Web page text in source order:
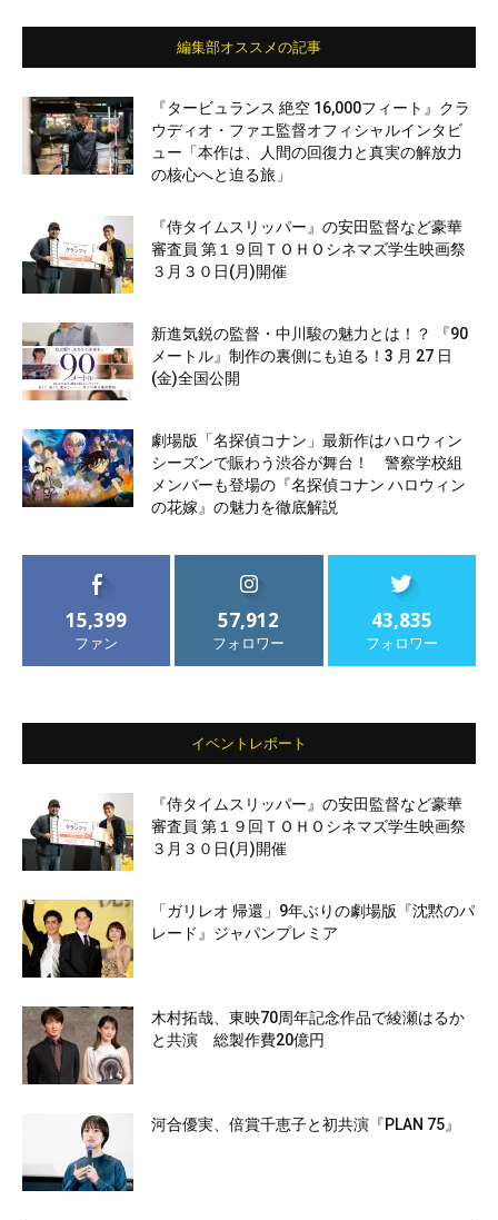
編集部オススメの記事
『タービュランス 絶空 16,000フィート』クラ
ウディオ・ファエ監督オフィシャルインタビ
ュー「本作は、人間の回復力と真実の解放力
の核心へと迫る旅」
『侍タイムスリッパー』の安田監督など豪華
審査員 第１９回ＴＯＨＯシネマズ学生映画祭
３月３０日(月)開催
新進気鋭の監督・中川駿の魅力とは！？ 『90
メートル』制作の裏側にも迫る！3 月 27 日
(金)全国公開
劇場版「名探偵コナン」最新作はハロウィン
シーズンで賑わう渋谷が舞台！ 警察学校組
メンバーも登場の『名探偵コナン ハロウィン
の花嫁』の魅力を徹底解説
15,399
ファン
57,912
フォロワー
43,835
フォロワー
イベントレポート
『侍タイムスリッパー』の安田監督など豪華
審査員 第１９回ＴＯＨＯシネマズ学生映画祭
３月３０日(月)開催
「ガリレオ 帰還」9年ぶりの劇場版『沈黙のパ
レード』ジャパンプレミア
木村拓哉、東映70周年記念作品で綾瀬はるか
と共演 総製作費20億円
河合優実、倍賞千恵子と初共演『PLAN 75』